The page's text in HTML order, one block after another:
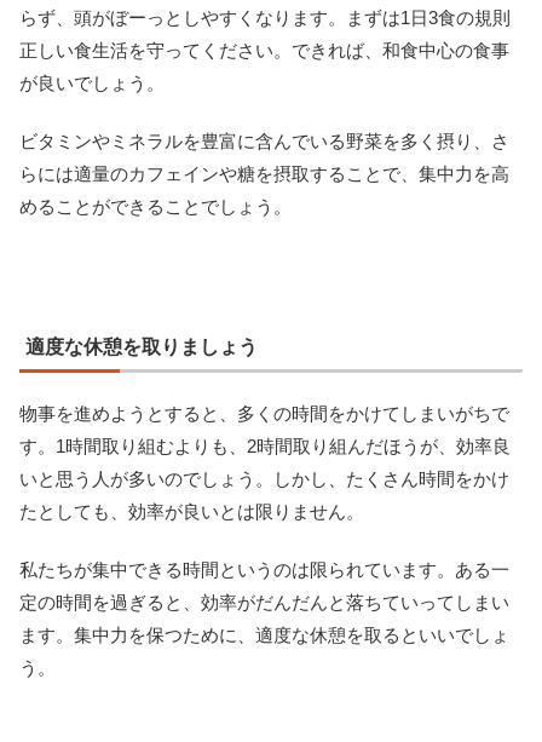
らず、頭がぼーっとしやすくなります。まずは1日3食の規則
正しい食生活を守ってください。できれば、和食中心の食事
が良いでしょう。
ビタミンやミネラルを豊富に含んでいる野菜を多く摂り、さ
らには適量のカフェインや糖を摂取することで、集中力を高
めることができることでしょう。
適度な休憩を取りましょう
物事を進めようとすると、多くの時間をかけてしまいがちで
す。1時間取り組むよりも、2時間取り組んだほうが、効率良
いと思う人が多いのでしょう。しかし、たくさん時間をかけ
たとしても、効率が良いとは限りません。
私たちが集中できる時間というのは限られています。ある一
定の時間を過ぎると、効率がだんだんと落ちていってしまい
ます。集中力を保つために、適度な休憩を取るといいでしょ
う。